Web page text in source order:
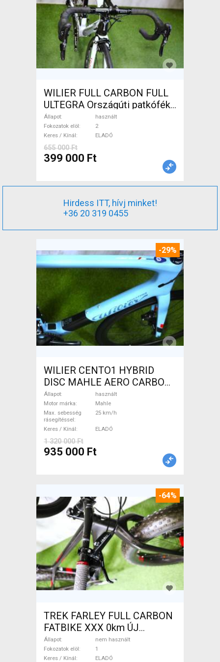
WILIER FULL CARBON FULL
ULTEGRA Országúti patkófék
használt ELADÓ
Állapot
használt
Fokozatok elöl
2
Keres / Kínál
ELADÓ
655 000 Ft
399 000 Ft
Hirdess ITT, hívj minket!
+36 20 319 0455
-29%
WILIER CENTO1 HYBRID
DISC MAHLE AERO CARBON
kerekek XL Elektromos
Országúti / Gravel Mahle
használt ELADÓ
Állapot
használt
Motor márka
Mahle
Max. sebesség
rásegítéssel
25 km/h
Keres / Kínál ELADÓ
1 320 000 Ft
935 000 Ft
-64%
TREK FARLEY FULL CARBON
FATBIKE XXX 0km ÚJ
WAMPA CF Fatbike nem
használt ELADÓ
Állapot
nem használt
Fokozatok elöl
1
Keres / Kínál
ELADÓ